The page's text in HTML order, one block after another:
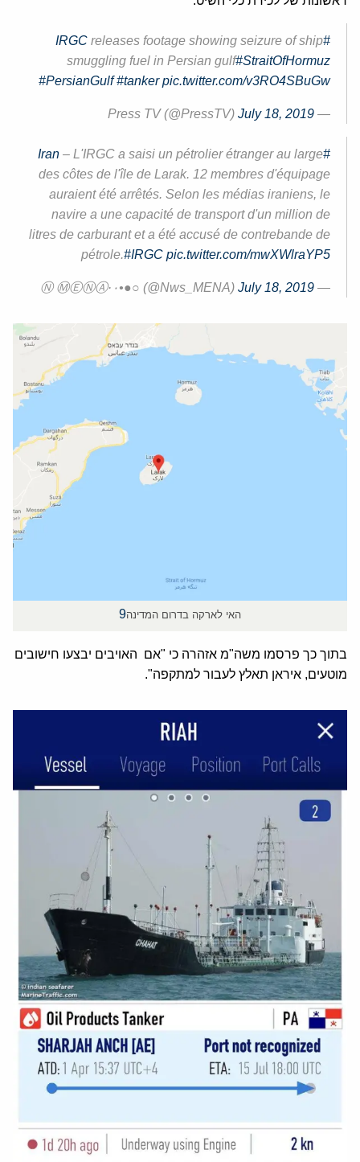
#IRGC
releases footage showing seizure of ship
smuggling fuel in Persian gulf#StraitOfHormuz
#PersianGulf #tanker pic.twitter.com/v3RO4SBuGw
— Press TV (@PressTV)
July 18, 2019
#Iran
– L'IRGC a saisi un pétrolier étranger au large
des côtes de l'île de Larak. 12 membres d'équipage
auraient été arrêtés. Selon les médias iraniens, le
navire a une capacité de transport d'un million de
litres de carburant et a été accusé de contrebande de
pétrole.#IRGC pic.twitter.com/mwXWlraYP5
— Ⓝ ⓂⒺⓃⒶ·۰•●○ (@Nws_MENA) July 18, 2019
האי לארקה בדרום המדינה9
בתוך כך פרסמו משה"מ אזהרה כי "אם האויבים יבצעו חישובים
מוטעים, איראן תאלץ לעבור למתקפה".